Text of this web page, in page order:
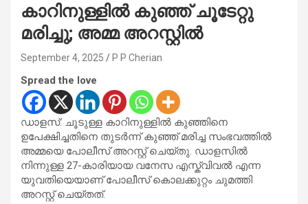
കാറിനുള്ളിൽ കുഞ്ഞ് ചൂടേറ്റു
മരിച്ചു; അമ്മ അറസ്റ്റിൽ
September 4, 2025 P P Cherian
Spread the love
ഡാളസ്: ചൂടുള്ള കാറിനുള്ളിൽ കുഞ്ഞിനെ
ഉപേക്ഷിച്ചതിനെ തുടർന്ന് കുഞ്ഞ് മരിച്ച സംഭവത്തിൽ
അമ്മയെ പോലീസ് അറസ്റ്റ് ചെയ്തു. ഡാളസിൽ
നിന്നുള്ള 27-കാരിയായ വനേസ എസ്ക്വിവൽ എന്ന
യുവതിയെയാണ് പോലീസ് കൊലക്കുറ്റം ചുമത്തി
അറസ്റ്റ് ചെയ്തത്.